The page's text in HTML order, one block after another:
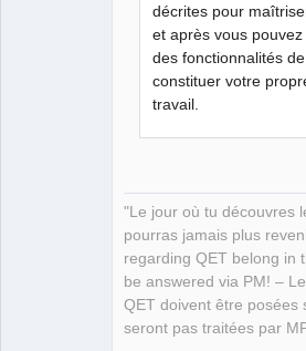
décrites pour
et après vous
des fonctionnalités
constituer votre
travail.
"Le jour où tu découvres
pourras jamais plus
regarding QET belong in
be answered via PM! –
QET doivent être posées
seront pas traitées par